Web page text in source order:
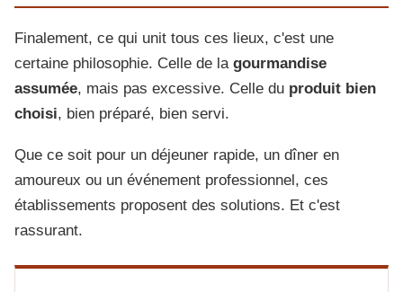
Finalement, ce qui unit tous ces lieux, c'est une
certaine philosophie. Celle de la gourmandise
assumée, mais pas excessive. Celle du produit bien
choisi, bien préparé, bien servi.
Que ce soit pour un déjeuner rapide, un dîner en
amoureux ou un événement professionnel, ces
établissements proposent des solutions. Et c'est
rassurant.